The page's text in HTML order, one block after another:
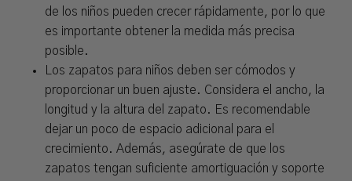
de los niños pueden crecer rápidamente, por lo que
es importante obtener la medida más precisa
posible.
Los zapatos para niños deben ser cómodos y
proporcionar un buen ajuste. Considera el ancho, la
longitud y la altura del zapato. Es recomendable
dejar un poco de espacio adicional para el
crecimiento. Además, asegúrate de que los
zapatos tengan suficiente amortiguación y soporte